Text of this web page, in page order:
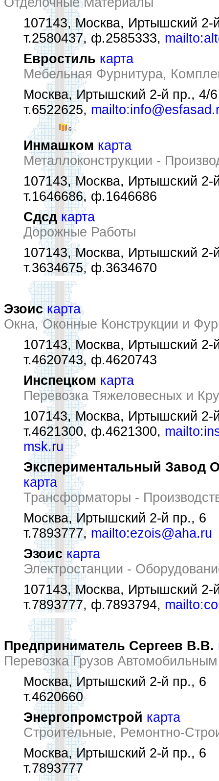
107143, Москва, Иртышский 2-
т.2580437, ф.2585333,
Евростиль карта
Мебельная Фурнитура,
Москва, Иртышский 2-й пр., 4/6
т.6522625,
6,
Инмашком карта
Металлоконструкции -
107143, Москва, Иртышский 2-
т.1646686, ф.1646686
Сдсд карта
Дорожные Работы
107143, Москва, Иртышский 2-
т.3634675, ф.3634670
Эзоис карта
Окна, Оконные Конструкции и
107143, Москва, Иртышский 2-
т.4620743, ф.4620743
Инспецком карта
Перевозка Тяжеловесных и
107143, Москва, Иртышский 2-
т.4621300, ф.4621300,
msk.ru
Экспериментальный Завод
карта
Трансформаторы -
Москва, Иртышский 2-й пр., 6
т.7893777, mailto:ezois@aha.ru
Эзоис карта
Электростанции -
107143, Москва, Иртышский 2-
т.7893777, ф.7893794,
Предприниматель Сергеев В.В.
Перевозка Грузов
Москва, Иртышский 2-й пр., 6
т.4620660
Энергопромстрой карта
Строительные, Ремонтно-
Москва, Иртышский 2-й пр., 6
т.7893777